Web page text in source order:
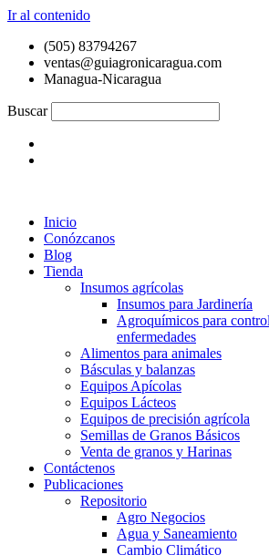
Ir al contenido
(505) 83794267
ventas@guiagronicaragua.com
Managua-Nicaragua
Buscar
Inicio
Conózcanos
Blog
Tienda
Insumos agrícolas
Insumos para Jardinería
Agroquímicos para
enfermedades
Alimentos para animales
Básculas y balanzas
Equipos Apícolas
Equipos Lácteos
Equipos de precisión agrícola
Semillas de Granos Básicos
Venta de granos y Harinas
Contáctenos
Publicaciones
Repositorio
Agro Negocios
Agua y Saneamiento
Cambio Climático